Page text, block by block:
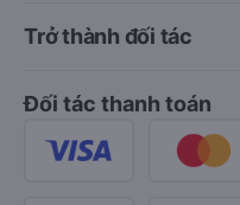
Trở thành đối tác
Đối tác thanh toán